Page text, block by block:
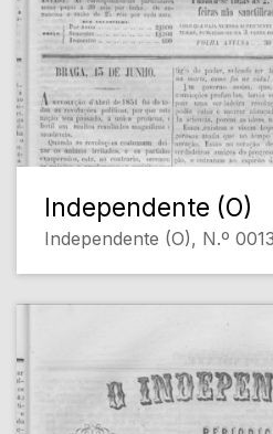
Independente (O)
Independente (O), N.º